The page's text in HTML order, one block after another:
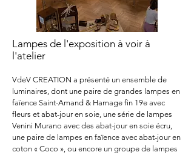
Lampes de l'exposition à voir à
l'atelier
VdeV CREATION a présenté un ensemble de
luminaires, dont une paire de grandes lampes en
faïence Saint-Amand & Hamage fin 19e avec
fleurs et abat-jour en soie, une série de lampes
Venini Murano avec des abat-jour en soie écru,
une paire de lampes en faïence avec abat-jour en
coton « Coco », ou encore un groupe de lampes